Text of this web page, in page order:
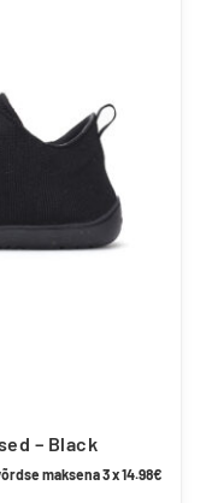
– Black
maksena 3 x14.98€